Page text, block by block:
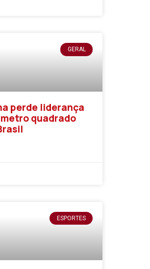
GERAL
perde liderança
quadrado
ESPORTES